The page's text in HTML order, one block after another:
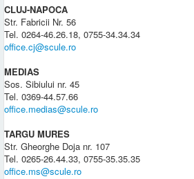
CLUJ-NAPOCA
Str. Fabricii Nr. 56
Tel. 0264-46.26.18, 0755-34.34.34
office.cj@scule.ro
MEDIAS
Sos. Sibiului nr. 45
Tel. 0369-44.57.66
office.medias@scule.ro
TARGU MURES
Str. Gheorghe Doja nr. 107
Tel. 0265-26.44.33, 0755-35.35.35
office.ms@scule.ro